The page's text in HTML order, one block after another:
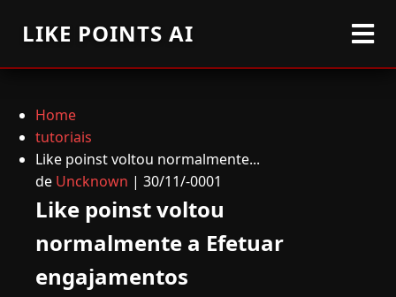
LIKE POINTS AI
Home
tutoriais
Like poinst voltou normalmente...
de Uncknown | 30/11/-0001
Like poinst voltou
normalmente a Efetuar
engajamentos